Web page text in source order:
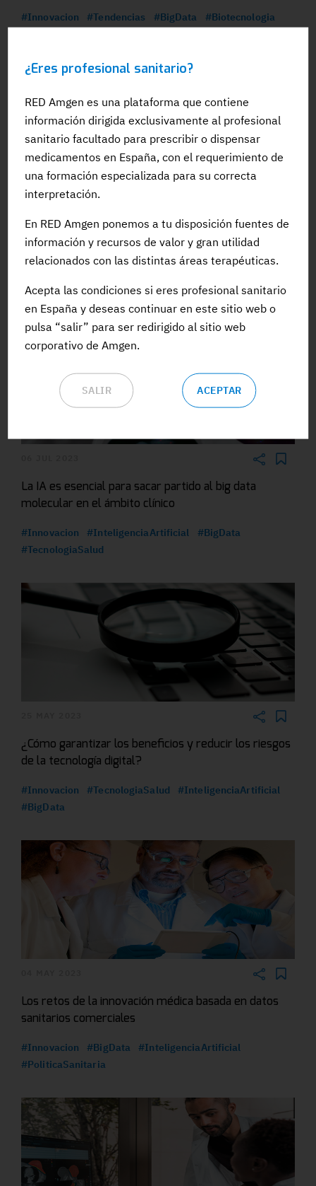
¿Eres profesional sanitario?
RED Amgen es una plataforma que contiene
información dirigida exclusivamente al profesional
sanitario facultado para prescribir o dispensar
medicamentos en España, con el requerimiento de
una formación especializada para su correcta
interpretación.
En RED Amgen ponemos a tu disposición fuentes de
información y recursos de valor y gran utilidad
relacionados con las distintas áreas terapéuticas.
Acepta las condiciones si eres profesional sanitario
en España y deseas continuar en este sitio web o
pulsa “salir” para ser redirigido al sitio web
corporativo de Amgen.
SALIR ACEPTAR
#Innovacion #Tendencias #BigData
#Biotecnologia
28 SEP 2023
Cooperación empresarial e IA para acelerar el
desarrollo de nuevos fármacos
#Desarrollo
#Fármacos
La IA es esencial para sacar partido al big data
molecular en el ámbito clínico
#Innovacion #InteligenciaArtificial
#BigData
#TecnologiaSalud
¿Cómo garantizar los beneficios y reducir los riesgos
de la tecnología digital?
#Innovacion #TecnologiaSalud
#InteligenciaArtificial
#BigData
Los retos de la innovación médica basada en datos
sanitarios comerciales
#Innovacion #BigData
#InteligenciaArtificial
#PoliticaSanitaria